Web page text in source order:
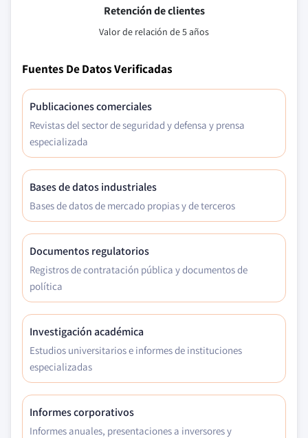
Retención de clientes
Valor de relación de 5 años
Fuentes De Datos Verificadas
Publicaciones comerciales
Revistas del sector de seguridad y defensa y prensa
especializada
Bases de datos industriales
Bases de datos de mercado propias y de terceros
Documentos regulatorios
Registros de contratación pública y documentos de
política
Investigación académica
Estudios universitarios e informes de instituciones
especializadas
Informes corporativos
Informes anuales, presentaciones a inversores y